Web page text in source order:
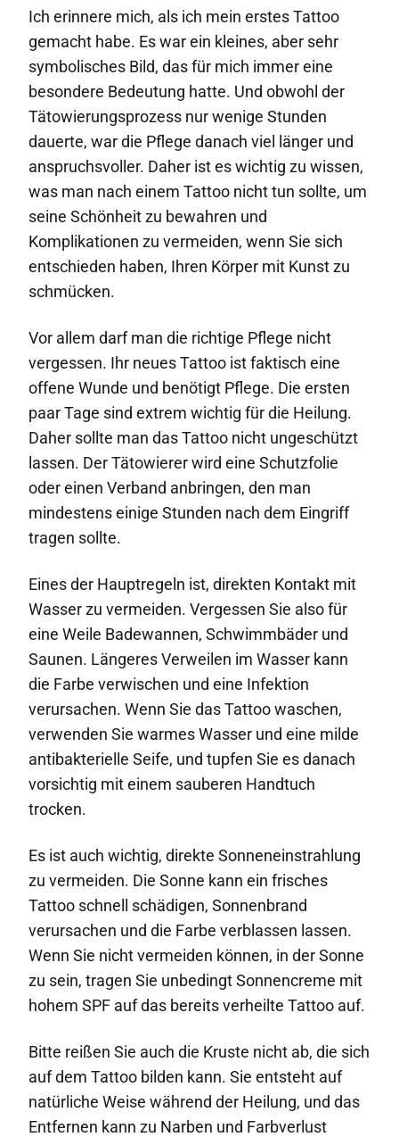
Ich erinnere mich, als ich mein erstes Tattoo
gemacht habe. Es war ein kleines, aber sehr
symbolisches Bild, das für mich immer eine
besondere Bedeutung hatte. Und obwohl der
Tätowierungsprozess nur wenige Stunden
dauerte, war die Pflege danach viel länger und
anspruchsvoller. Daher ist es wichtig zu wissen,
was man nach einem Tattoo nicht tun sollte, um
seine Schönheit zu bewahren und
Komplikationen zu vermeiden, wenn Sie sich
entschieden haben, Ihren Körper mit Kunst zu
schmücken.
Vor allem darf man die richtige Pflege nicht
vergessen. Ihr neues Tattoo ist faktisch eine
offene Wunde und benötigt Pflege. Die ersten
paar Tage sind extrem wichtig für die Heilung.
Daher sollte man das Tattoo nicht ungeschützt
lassen. Der Tätowierer wird eine Schutzfolie
oder einen Verband anbringen, den man
mindestens einige Stunden nach dem Eingriff
tragen sollte.
Eines der Hauptregeln ist, direkten Kontakt mit
Wasser zu vermeiden. Vergessen Sie also für
eine Weile Badewannen, Schwimmbäder und
Saunen. Längeres Verweilen im Wasser kann
die Farbe verwischen und eine Infektion
verursachen. Wenn Sie das Tattoo waschen,
verwenden Sie warmes Wasser und eine milde
antibakterielle Seife, und tupfen Sie es danach
vorsichtig mit einem sauberen Handtuch
trocken.
Es ist auch wichtig, direkte Sonneneinstrahlung
zu vermeiden. Die Sonne kann ein frisches
Tattoo schnell schädigen, Sonnenbrand
verursachen und die Farbe verblassen lassen.
Wenn Sie nicht vermeiden können, in der Sonne
zu sein, tragen Sie unbedingt Sonnencreme mit
hohem SPF auf das bereits verheilte Tattoo auf.
Bitte reißen Sie auch die Kruste nicht ab, die sich
auf dem Tattoo bilden kann. Sie entsteht auf
natürliche Weise während der Heilung, und das
Entfernen kann zu Narben und Farbverlust